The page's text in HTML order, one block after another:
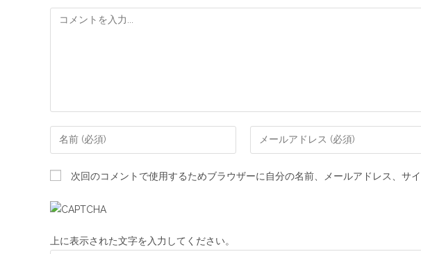
次回のコメントで使用するためブラウザーに自分の名前、メールアドレス、サイ
上に表示された文字を入力してください。